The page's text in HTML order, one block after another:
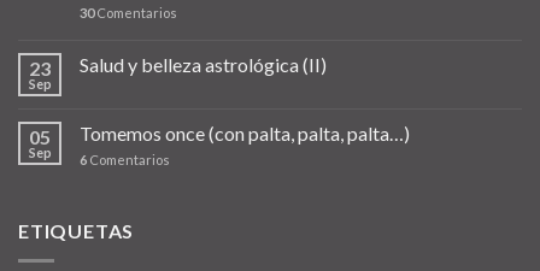
30Comentarios
23
Sep
Salud y belleza astrológica (II)
05
Sep
Tomemos once (con palta, palta, palta…)
6 Comentarios
ETIQUETAS